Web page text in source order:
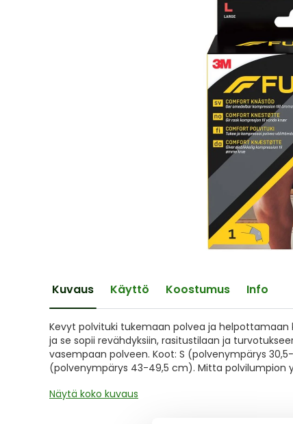
the
the
images
gallery
Kuvaus Käyttö Koostumus Info
Kevyt polvituki tukemaan polvea ja
ja se sopii revähdyksiin, rasitustilaan ja
vasempaan polveen. Koot: S (polvenympärys
(polvenympärys 43-49,5 cm). Mitta polvilumpion
Näytä koko kuvaus